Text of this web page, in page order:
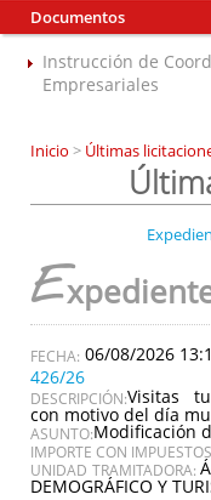
Documentos
Instrucción de
Empresariales
Inicio > Últimas
E
06/08/2026
426/26
DESCRIPCIÓN:Visitas
con motivo del día
ASUNTO:Modificación
IMPORTE CON
UNIDAD TRAMITADORA:
DEMOGRÁFICO Y